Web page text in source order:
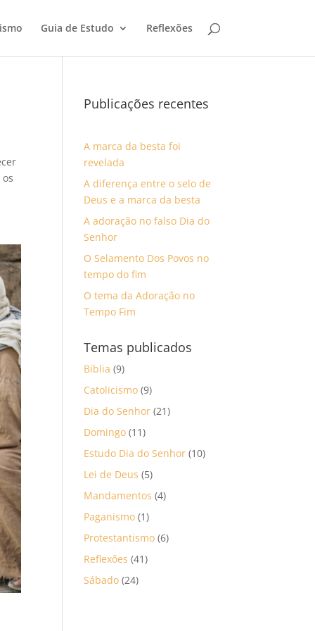
Guia de Estudo Reflexões
Publicações recentes
A marca da besta foi
revelada
A diferença entre o selo de
Deus e a marca da besta
A adoração no falso Dia do
Senhor
O Selamento Dos Povos no
tempo do fim
O tema da Adoração no
Tempo Fim
Temas publicados
Bíblia (9)
Catolicismo (9)
Dia do Senhor (21)
Domingo (11)
Estudo Dia do Senhor (10)
Lei de Deus (5)
Mandamentos (4)
Paganismo (1)
Protestantismo (6)
Reflexões (41)
Sábado (24)